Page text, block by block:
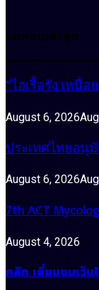
บทความล่าสุด
“ไอเรื้อรัง เห
August 6, 2026
ประเทศไทยอนุ
August 6, 2026
7th ACT
August 4, 2026
คลิก เยี่ยมชมเว็